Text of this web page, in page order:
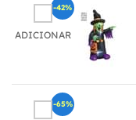
ADICIONAR
-42%
-65%